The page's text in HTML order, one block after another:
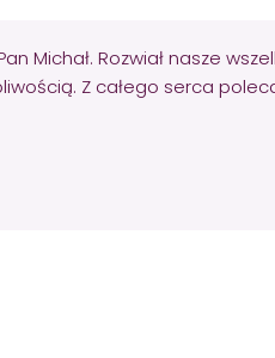
Michał. Rozwiał nasze
Z całego serca